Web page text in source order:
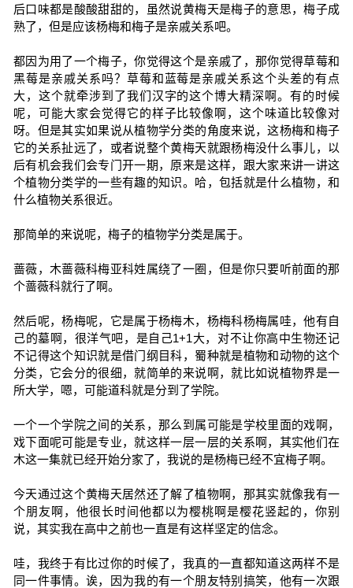
后口味都是酸酸甜甜的，虽然说黄梅天是梅子的意思，梅子成
熟了，但是应该杨梅和梅子是亲戚关系吧。
都因为用了一个梅子，你觉得这个是亲戚了，那你觉得草莓和
黑莓是亲戚关系吗？草莓和蓝莓是亲戚关系这个头差的有点
大，这个就牵涉到了我们汉字的这个博大精深啊。有的时候
呢，可能大家会觉得它的样子比较像啊，这个味道比较像对
呀。但是其实如果说从植物学分类的角度来说，这杨梅和梅子
它的关系扯远了，或者说整个黄梅天就跟杨梅没什么事儿，以
后有机会我们会专门开一期，原来是这样，跟大家来讲一讲这
个植物分类学的一些有趣的知识。哈，包括就是什么植物，和
什么植物关系很近。
那简单的来说呢，梅子的植物学分类是属于。
蔷薇，木蔷薇科梅亚科姓属绕了一圈，但是你只要听前面的那
个蔷薇科就行了啊。
然后呢，杨梅呢，它是属于杨梅木，杨梅科杨梅属哇，他有自
己的墓啊，很洋气吧，是自己1+1大，对不让你高中生物还记
不记得这个知识就是借门纲目科，蜀种就是植物和动物的这个
分类，它会分的很细，就简单的来说啊，就比如说植物界是一
所大学，嗯，可能道科就是分到了学院。
一个一个学院之间的关系，那么到属可能是学校里面的戏啊，
戏下面呢可能是专业，就这样一层一层的关系啊，其实他们在
木这一集就已经开始分家了，我说的是杨梅已经不宜梅子啊。
今天通过这个黄梅天居然还了解了植物啊，那其实就像我有一
个朋友啊，他很长时间他都以为樱桃啊是樱花竖起的，你别
说，其实我在高中之前也一直是有这样坚定的信念。
哇，我终于有比过你的时候了，我真的一直都知道这两样不是
同一件事情。诶，因为我的有一个朋友特别搞笑，他有一次跟